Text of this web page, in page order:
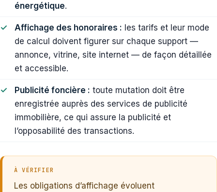
énergétique.
Affichage des honoraires : les tarifs et leur mode
de calcul doivent figurer sur chaque support —
annonce, vitrine, site internet — de façon détaillée
et accessible.
Publicité foncière : toute mutation doit être
enregistrée auprès des services de publicité
immobilière, ce qui assure la publicité et
l’opposabilité des transactions.
À VÉRIFIER
Les obligations d’affichage évoluent